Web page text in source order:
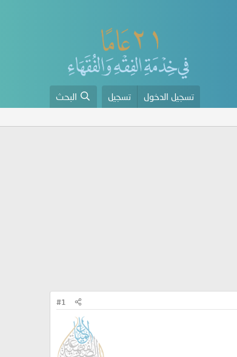
تسجيل الدخول تسجيل البحث
#1